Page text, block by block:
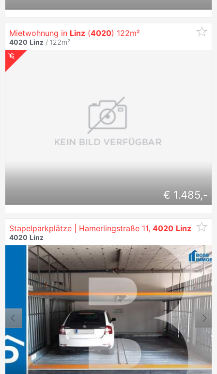
Mietwohnung in Linz (4020) 122m²
4020 Linz / 122m²
€ 1.485,-
Stapelparkplätze | Hamerlingstraße 11, 4020 Linz
4020 Linz